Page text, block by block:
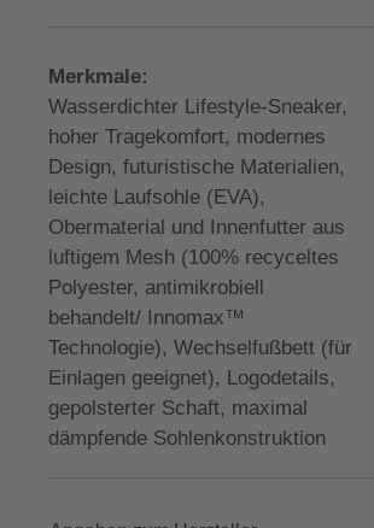
Merkmale:
Wasserdichter Lifestyle-Sneaker,
hoher Tragekomfort, modernes
Design, futuristische Materialien,
leichte Laufsohle (EVA),
Obermaterial und Innenfutter aus
luftigem Mesh (100% recyceltes
Polyester, antimikrobiell
behandelt/ Innomax™
Technologie), Wechselfußbett (für
Einlagen geeignet), Logodetails,
gepolsterter Schaft, maximal
dämpfende Sohlenkonstruktion